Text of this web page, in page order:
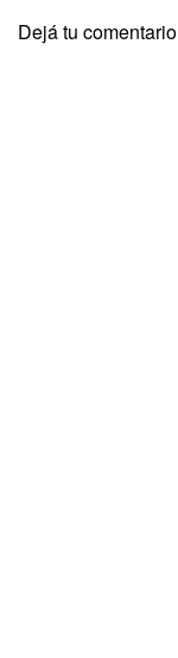
Dejá tu comentario